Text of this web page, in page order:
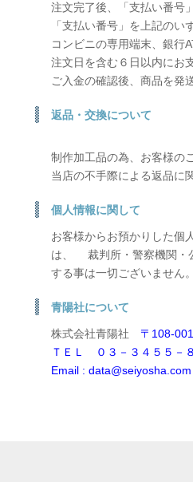
注文完了後、「支払い番号
「支払い番号」を上記の
コンビニの専用端末、銀行
注文日を含む６日以内にお
ご入金の確認後、商品を発
返品・交換について
制作加工品の為、お客様の
当店の不手際による返品に
個人情報に関して
お客様からお預かりした個
は、 裁判所・警察機関・
する事は一切ございません
青陽社について
株式会社青陽社 〒108-
ＴＥＬ ０３－３４５５－
Email : data@seiyosha.com